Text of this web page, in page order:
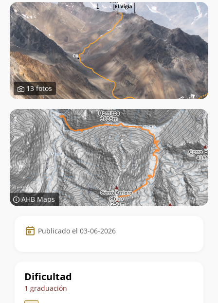
13 fotos
AHB Maps
Datos
de
ruta
Publicado el 03-06-2026
Dificultad
1 graduación